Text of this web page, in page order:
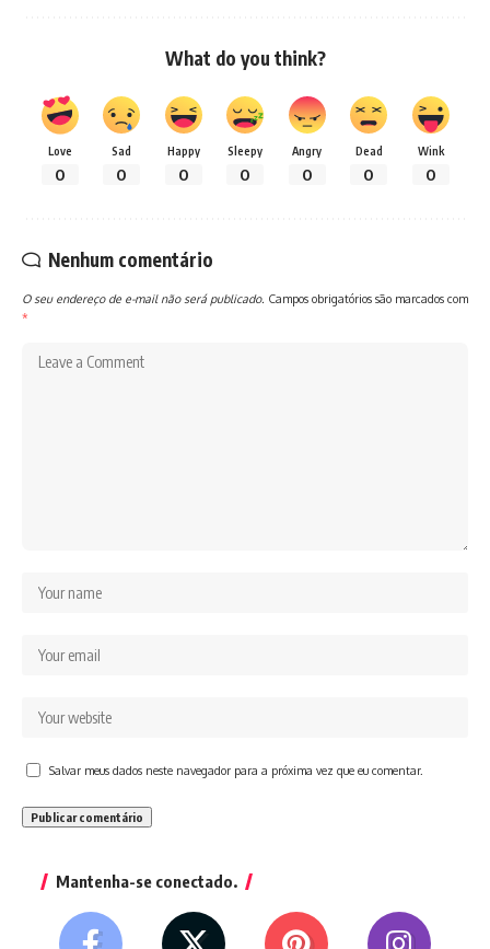
What do you think?
Love
0
Sad
0
Happy
0
Sleepy
0
Angry
0
Dead
0
Wink
0
Nenhum comentário
O seu endereço de e-mail não será publicado. Campos obrigatórios são marcados com
*
Salvar meus dados neste navegador para a próxima vez que eu comentar.
Mantenha-se conectado.